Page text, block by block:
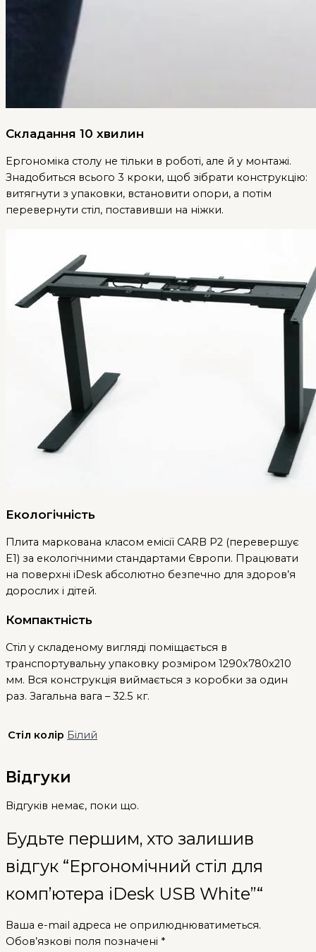
Складання 10 хвилин
Ергономіка столу не тільки в роботі, але й у монтажі.
Знадобиться всього 3 кроки, щоб зібрати конструкцію:
витягнути з упаковки, встановити опори, а потім
перевернути стіл, поставивши на ніжки.
Екологічність
Плита маркована класом емісії CARB P2 (перевершує
E1) за екологічними стандартами Європи. Працювати
на поверхні iDesk абсолютно безпечно для здоров’я
дорослих і дітей.
Компактність
Стіл у складеному вигляді поміщається в
транспортувальну упаковку розміром 1290х780х210
мм. Вся конструкція виймається з коробки за один
раз. Загальна вага – 32.5 кг.
Стіл колір Білий
Відгуки
Відгуків немає, поки що.
Будьте першим, хто залишив
відгук “Ергономічний стіл для
комп’ютера iDesk USB White”“
Ваша e-mail адреса не оприлюднюватиметься.
Обов’язкові поля позначені *